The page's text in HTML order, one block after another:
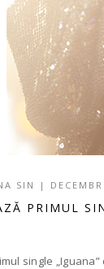
SIN |
PRIMUL
single